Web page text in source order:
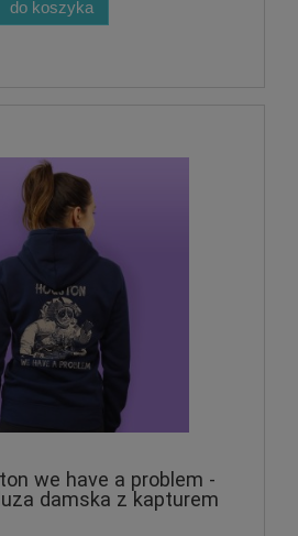
do koszyka
we have a problem -
damska z kapturem